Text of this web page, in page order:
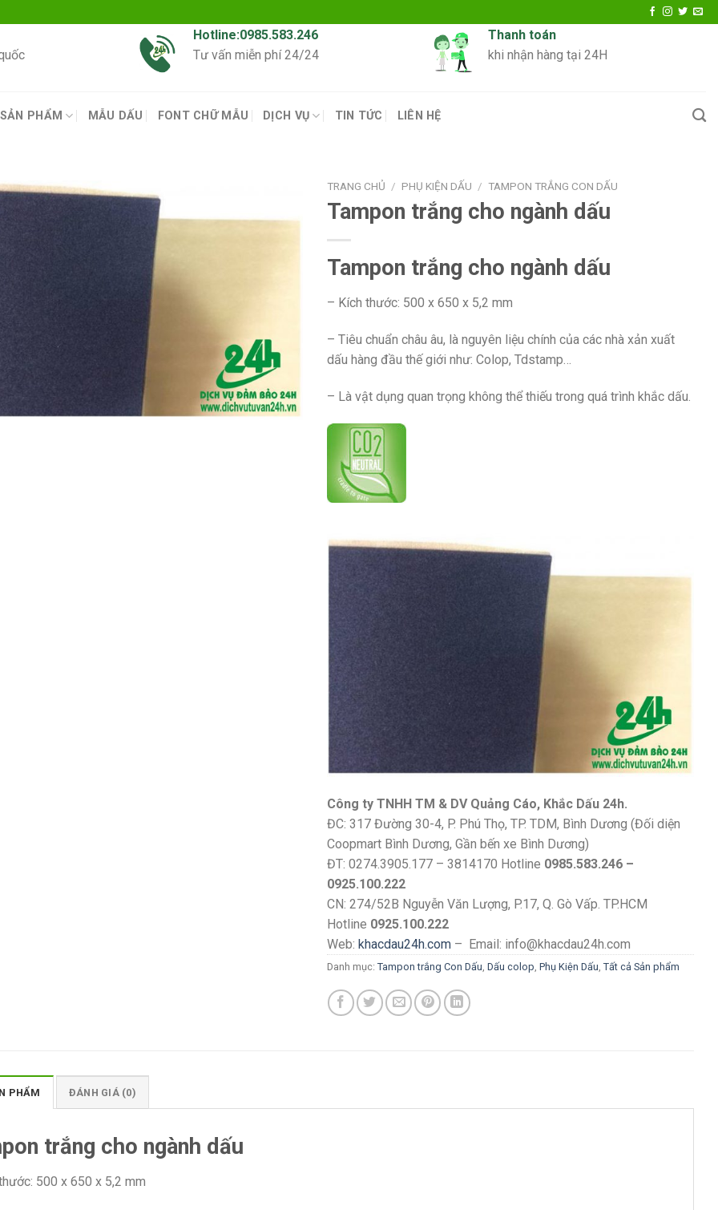
Hotline:0985.583.246
Tư vấn miễn phí 24/24
Thanh toán
khi nhận hàng tại 24H
SẢN PHẨM MẪU DẤU FONT CHỮ MẪU DỊCH VỤ TIN TỨC LIÊN HỆ
TRANG CHỦ / PHỤ KIỆN DẤU / TAMPON TRẮNG CON DẤU
Tampon trắng cho ngành dấu
Tampon trắng cho ngành dấu
– Kích thước: 500 x 650 x 5,2 mm
– Tiêu chuẩn châu âu, là nguyên liệu chính của các nhà xản xuất
dấu hàng đầu thế giới như: Colop, Tdstamp…
– Là vật dụng quan trọng không thể thiếu trong quá trình khắc dấu.
Công ty TNHH TM & DV Quảng Cáo, Khắc Dấu 24h.
ĐC: 317 Đường 30-4, P. Phú Thọ, TP. TDM, Bình Dương (Đối diện
Coopmart Bình Dương, Gần bến xe Bình Dương)
ĐT: 0274.3905.177 – 3814170 Hotline 0985.583.246 –
0925.100.222
CN: 274/52B Nguyễn Văn Lượng, P.17, Q. Gò Vấp. TP.HCM
Hotline 0925.100.222
Web: khacdau24h.com– Email: info@khacdau24h.com
Danh mục: Tampon trắng Con Dấu Dấu colop Phụ Kiện Dấu Tất cả Sản phẩm
PHẨM ĐÁNH GIÁ (0)
trắng cho ngành dấu
500 x 650 x 5,2 mm